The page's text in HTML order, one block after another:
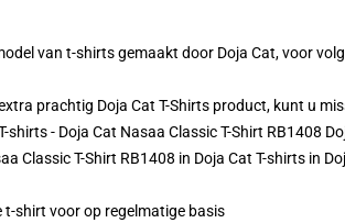
van t-shirts gemaakt door Doja Cat, voor
prachtig Doja Cat T-Shirts product, kunt u
shirts - Doja Cat Nasaa Classic T-Shirt RB1408
Classic T-Shirt RB1408 in Doja Cat T-shirts in
t-shirt voor op regelmatige basis